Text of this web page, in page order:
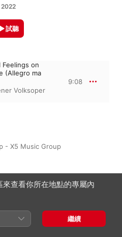
2022
試聽
on
(Allegro ma
Volksoper
9:08
- X5 Music Group
查看你所在地點的專屬內
繼續